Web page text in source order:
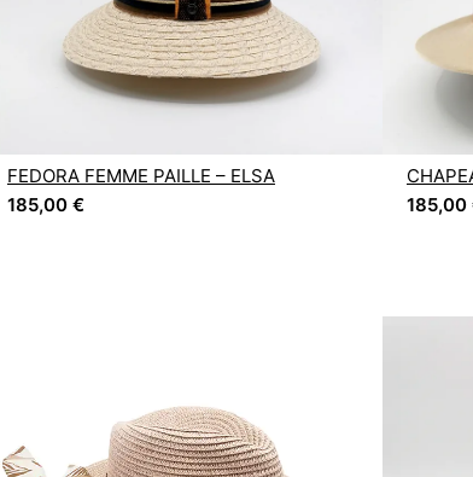
FEDORA FEMME PAILLE – ELSA
185,00 €
185,00